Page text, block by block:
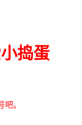
捣蛋
。